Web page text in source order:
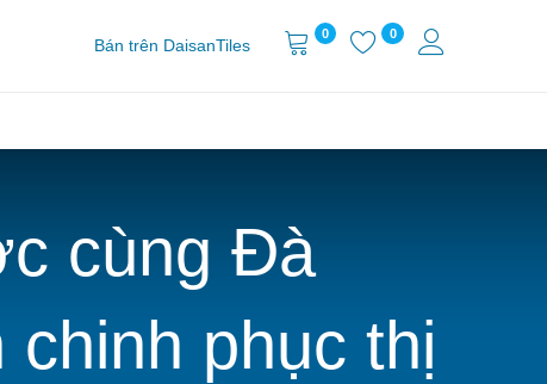
Bán trên DaisanTiles
0 0
cùng Đà
phục thị